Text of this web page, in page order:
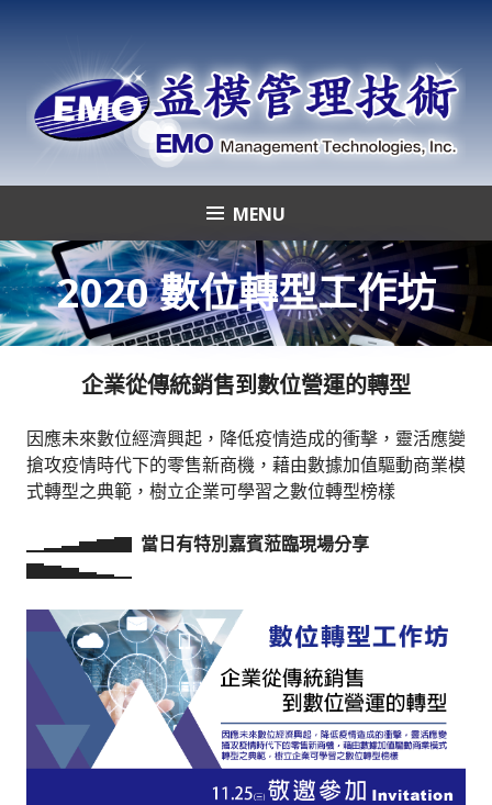
益模管理技術
MENU
2020 數位轉型工作坊
企業從傳統銷售到數位營運的轉型
因應未來數位經濟興起，降低疫情造成的衝擊，靈活應變
搶攻疫情時代下的零售新商機，藉由數據加值驅動商業模
式轉型之典範，樹立企業可學習之數位轉型榜樣
▁▂▃▅▆▇ 當日有特別嘉賓蒞臨現場分享
▇▆▅▃▂▁